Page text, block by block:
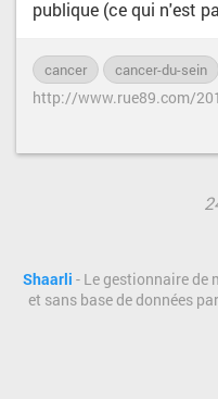
publique (ce qui n'est
cancer cancer-du-sein
Shaarli - Le gestionnaire de
et sans base de données